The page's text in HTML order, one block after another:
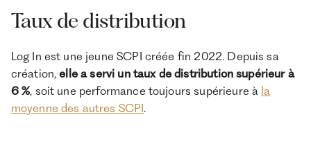
Taux de distribution
Log In est une jeune SCPI créée fin 2022. Depuis sa
création,elle a servi un taux de distribution supérieur à
6 %, soit une performance toujours supérieure à la
moyenne des autres SCPI.